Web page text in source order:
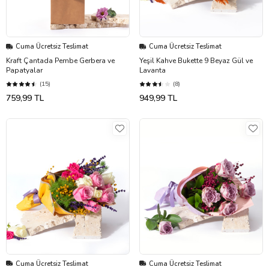
Cuma Ücretsiz Teslimat
Kraft Çantada Pembe Gerbera ve
Papatyalar
(15)
759,99 TL
Cuma Ücretsiz Teslimat
Yeşil Kahve Bukette 9 Beyaz Gül ve
Lavanta
(8)
949,99 TL
Cuma Ücretsiz Teslimat Cuma Ücretsiz Teslimat